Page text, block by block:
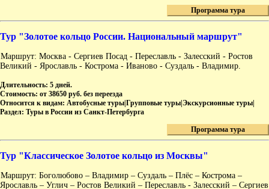
Программа тура
Тур "Золотое кольцо России. Национальный маршрут"
Маршрут: Москва - Сергиев Посад - Переславль - Залесский - Ростов
Великий - Ярославль - Кострома - Иваново - Суздаль - Владимир.
Длительность: 5 дней.
Стоимость: от 38650 руб. без переезда
Относится к видам: Автобусные туры|Групповые туры|Экскурсионные туры|
Раздел: Туры в России из Санкт-Петербурга
Программа тура
Тур "Классическое Золотое кольцо из Москвы"
Маршрут: Боголюбово – Владимир – Суздаль – Плёс – Кострома –
Ярославль – Углич – Ростов Великий – Переславль - Залесский – Сергиев